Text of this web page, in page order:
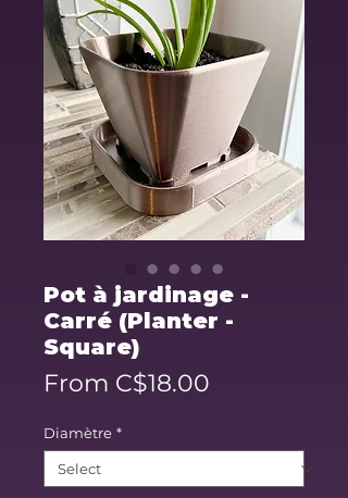
Pot à jardinage -
Carré (Planter -
Square)
From C$18.00
Diamètre *